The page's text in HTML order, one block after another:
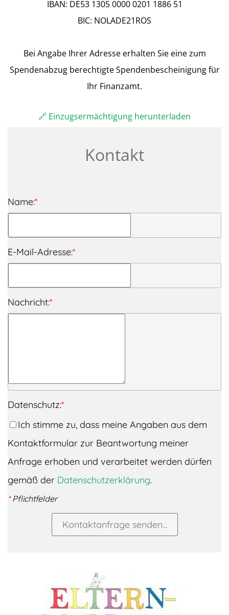
IBAN: DE53 1305 0000 0201 1886 51
BIC: NOLADE21ROS
Bei Angabe Ihrer Adresse erhalten Sie eine zum
Spendenabzug berechtigte Spendenbescheinigung für
Ihr Finanzamt.
🔗 Einzugsermächtigung herunterladen
Kontakt
Name:*
E-Mail-Adresse:*
Nachricht:*
Datenschutz:*
Ich stimme zu, dass meine Angaben aus dem
Kontaktformular zur Beantwortung meiner
Anfrage erhoben und verarbeitet werden dürfen
gemäß der Datenschutzerklärung.
*Pflichtfelder
Kontaktanfrage senden...